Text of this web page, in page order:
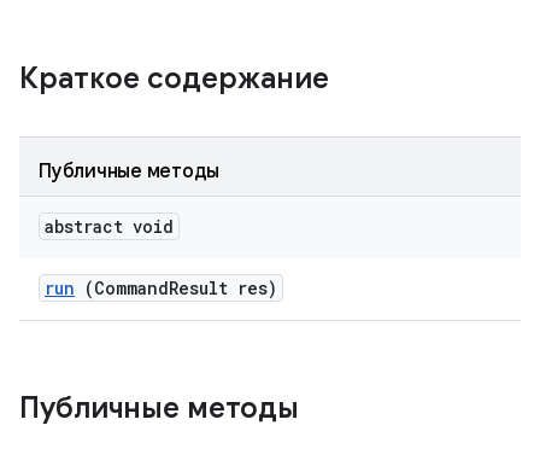
Краткое содержание
Публичные методы
abstract void
run (CommandResult res)
Публичные методы